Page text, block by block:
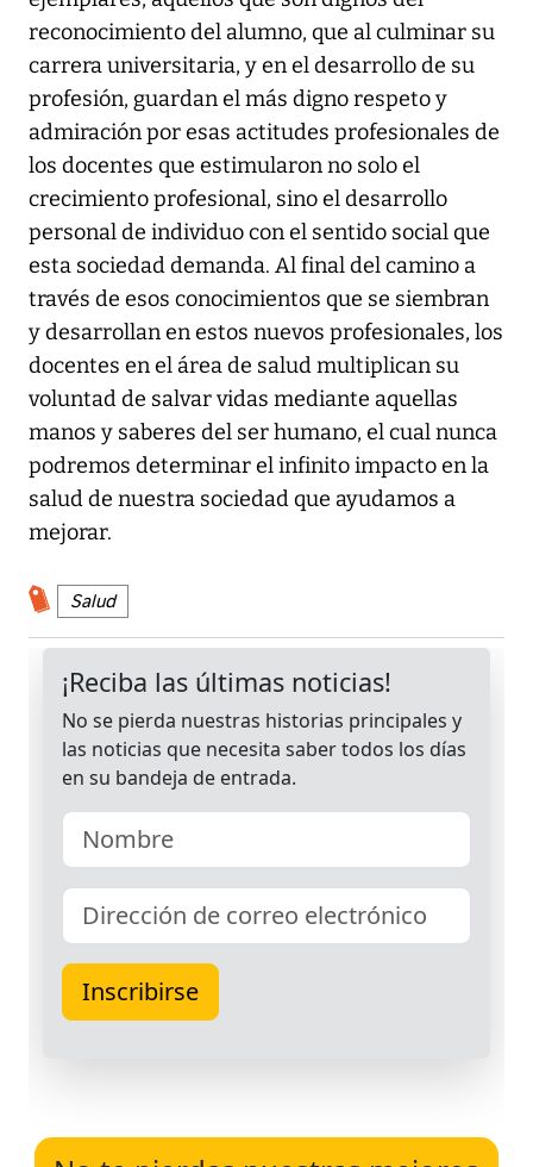
reconocimiento del alumno, que al culminar su
carrera universitaria, y en el desarrollo de su
profesión, guardan el más digno respeto y
admiración por esas actitudes profesionales de
los docentes que estimularon no solo el
crecimiento profesional, sino el desarrollo
personal de individuo con el sentido social que
esta sociedad demanda. Al final del camino a
través de esos conocimientos que se siembran
y desarrollan en estos nuevos profesionales, los
docentes en el área de salud multiplican su
voluntad de salvar vidas mediante aquellas
manos y saberes del ser humano, el cual nunca
podremos determinar el infinito impacto en la
salud de nuestra sociedad que ayudamos a
mejorar.
Salud